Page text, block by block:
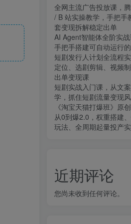
全网主流广告投放课，
/ B 站实操教学，手把手
套变现拆解稳定出单
AI Agent智能体全阶实
手把手搭建可自动运行
短剧发行人计划全流程
定位、选剧剪辑、视频
出单变现课​
短剧实战入门课，从文
学，抓住短剧流量变现
《淘宝天猫打爆班》原
从0到爆2.0，权重搭建
玩法、全周期起量投产
近期评论
您尚未收到任何评论。